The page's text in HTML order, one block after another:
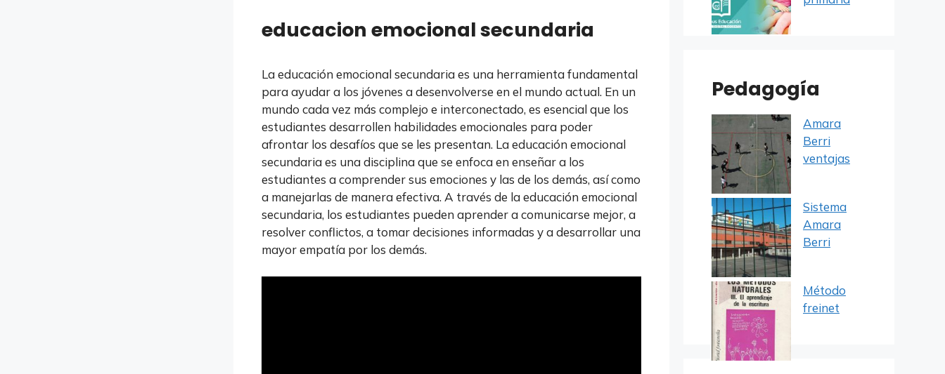
educacion emocional secundaria
La educación emocional secundaria es una herramienta fundamental
para ayudar a los jóvenes a desenvolverse en el mundo actual. En un
mundo cada vez más complejo e interconectado, es esencial que los
estudiantes desarrollen habilidades emocionales para poder
afrontar los desafíos que se les presentan. La educación emocional
secundaria es una disciplina que se enfoca en enseñar a los
estudiantes a comprender sus emociones y las de los demás, así como
a manejarlas de manera efectiva. A través de la educación emocional
secundaria, los estudiantes pueden aprender a comunicarse mejor, a
resolver conflictos, a tomar decisiones informadas y a desarrollar una
mayor empatía por los demás.
Pedagogía
Amara
Berri
ventajas
Sistema
Amara
Berri
Método
freinet